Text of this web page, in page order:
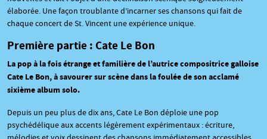
élaborée. Une façon troublante d’incarner ses chansons qui fait de
chaque concert de St. Vincent une expérience unique.
Première partie : Cate Le Bon
La pop à la fois étrange et familière de l’autrice compositrice galloise
Cate Le Bon, à savourer sur scène dans la foulée de son acclamé
sixième album solo.
Depuis un peu plus de dix ans, Cate Le Bon déploie une pop
psychédélique aux accents légèrement expérimentaux : écriture,